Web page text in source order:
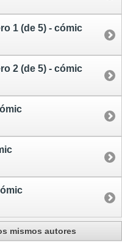
1 (de 5) - cómic
2 (de 5) - cómic
mismos autores